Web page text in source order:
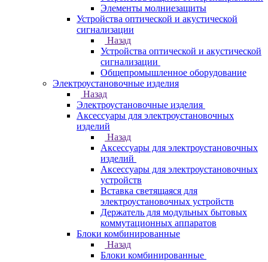
Элементы молниезащиты
Устройства оптической и акустической
сигнализации
Назад
Устройства оптической и акустической
сигнализации
Общепромышленное оборудование
Электроустановочные изделия
Назад
Электроустановочные изделия
Аксессуары для электроустановочных
изделий
Назад
Аксессуары для электроустановочных
изделий
Аксессуары для электроустановочных
устройств
Вставка светящаяся для
электроустановочных устройств
Держатель для модульных бытовых
коммутационных аппаратов
Блоки комбинированные
Назад
Блоки комбинированные